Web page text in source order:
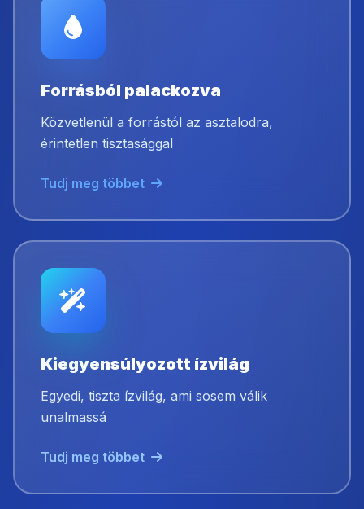
Forrásból palackozva
Közvetlenül a forrástól az asztalodra,
érintetlen tisztasággal
Tudj meg többet
Kiegyensúlyozott ízvilág
Egyedi, tiszta ízvilág, ami sosem válik
unalmassá
Tudj meg többet